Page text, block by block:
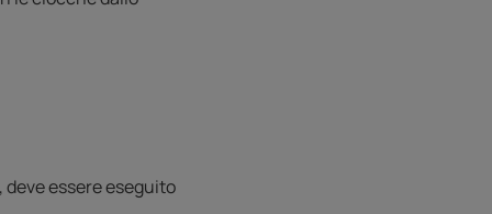
essere eseguito